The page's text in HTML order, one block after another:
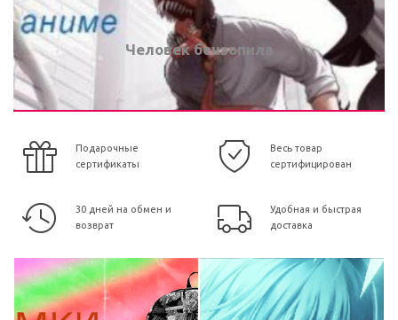
Человек бензопила
Подарочные
сертификаты
Весь товар
сертифицирован
30 дней на обмен и
возврат
Удобная и быстрая
доставка